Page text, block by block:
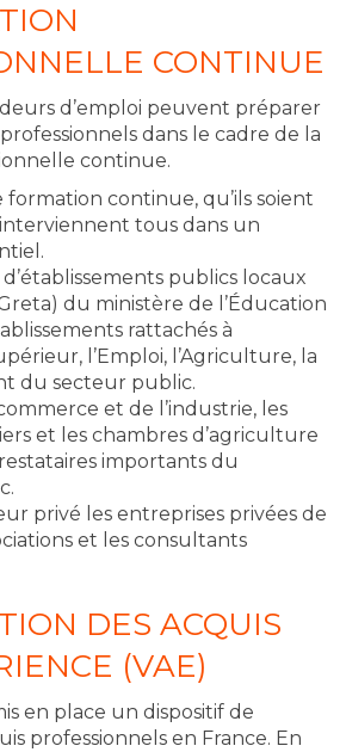
CONTINUE
d’emploi peuvent préparer
dans le cadre de la
continue.
formation continue, qu’ils soient
tous dans un
publics locaux
du ministère de l’Éducation
rattachés à
l’Emploi, l’Agriculture, la
du secteur public.
et de l’industrie, les
et les chambres d’agriculture
importants du
privé les entreprises privées de
et les consultants
DES ACQUIS
(VAE)
en place un dispositif de
professionnels en France. En